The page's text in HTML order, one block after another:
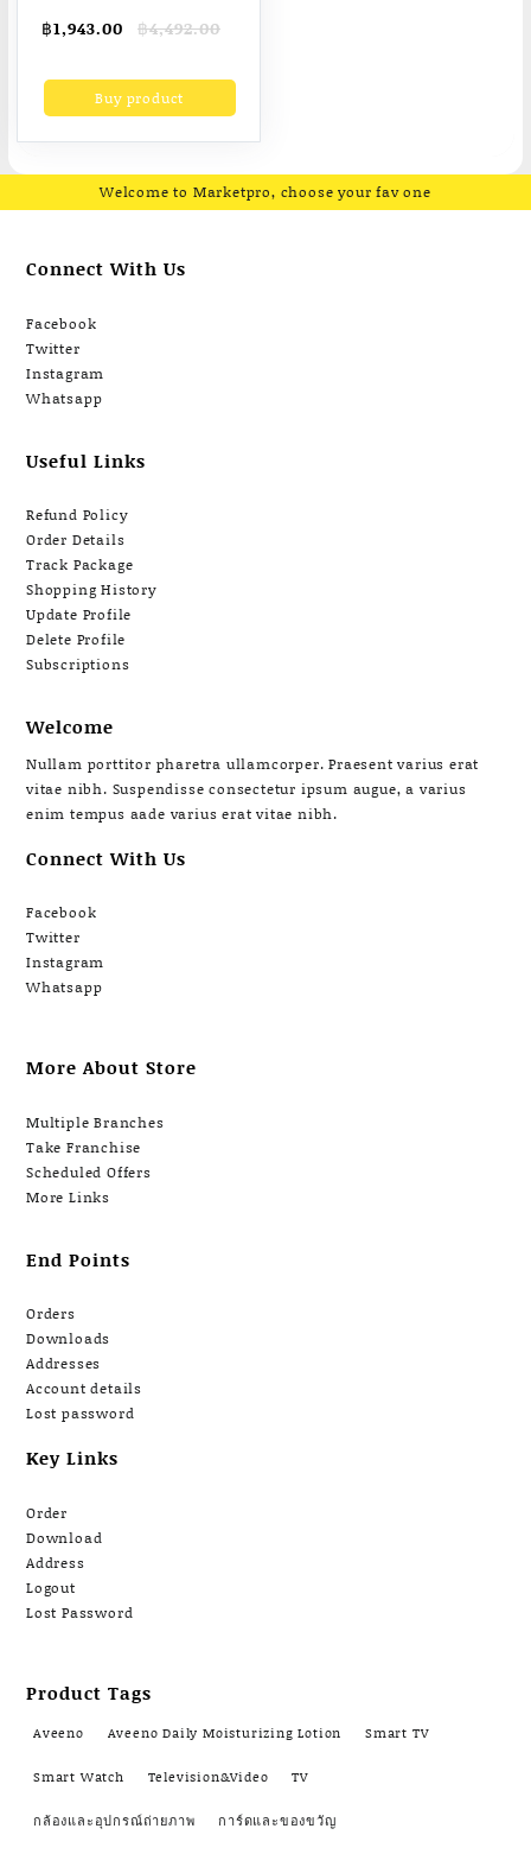
แท้ 100% Original
รองเท้าผ้าใบผญ
new balance Sports
฿4,492.00
Original
was:
฿4,492.00.
฿1,943.00
Current
is:
฿1,943.00.Buy product
Welcome to Marketpro, choose your fav one
Connect With Us
Facebook
Twitter
Instagram
Whatsapp
Useful Links
Refund Policy
Order Details
Track Package
Shopping History
Update Profile
Delete Profile
Subscriptions
Welcome
Nullam porttitor pharetra ullamcorper. Praesent varius erat
vitae nibh. Suspendisse consectetur ipsum augue, a varius
enim tempus aade varius erat vitae nibh.
Connect With Us
Facebook
Twitter
Instagram
Whatsapp
More About Store
Multiple Branches
Take Franchise
Scheduled Offers
More Links
End Points
Orders
Downloads
Addresses
Account details
Lost password
Key Links
Order
Download
Address
Logout
Lost Password
Product Tags
Aveeno Aveeno Daily Moisturizing Lotion Smart TV
Smart Watch Television&Video TV
กล้องและอุปกรณ์ถ่ายภาพ การ์ดและของขวัญ